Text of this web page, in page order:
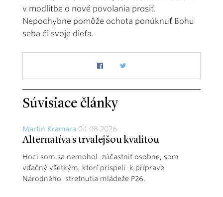
v modlitbe o nové povolania prosiť.
Nepochybne pomôže ochota ponúknuť Bohu
seba či svoje dieťa.
Súvisiace články
Martin Kramara 04.08.2026
Alternatíva s trvalejšou kvalitou
Hoci som sa nemohol zúčastniť osobne, som
vďačný všetkým, ktorí prispeli k príprave
Národného stretnutia mládeže P26.